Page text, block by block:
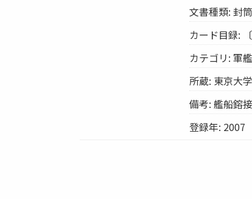
文書種類: 封筒
カード目録:
カテゴリ: 軍
所蔵: 東京大
備考: 艦船鎔
登録年: 2007